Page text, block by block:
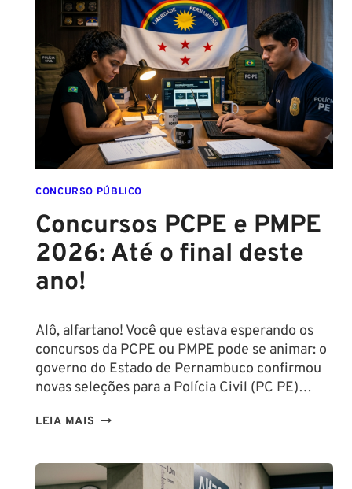
PARA
MULHERES
CONCURSO PÚBLICO
Concursos PCPE e PMPE
2026: Até o final deste
ano!
Alô, alfartano! Você que estava esperando os
concursos da PCPE ou PMPE pode se animar: o
governo do Estado de Pernambuco confirmou
novas seleções para a Polícia Civil (PC PE)…
LEIA MAIS CONCURSOS
PMPE